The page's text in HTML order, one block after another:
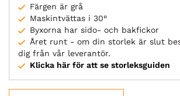
Färgen är grå
Maskintvättas i 30°
Byxorna har sido- och bakfickor
Året runt - om din storlek är slut
dig från vår leverantör.
Klicka här för att se storleksguiden